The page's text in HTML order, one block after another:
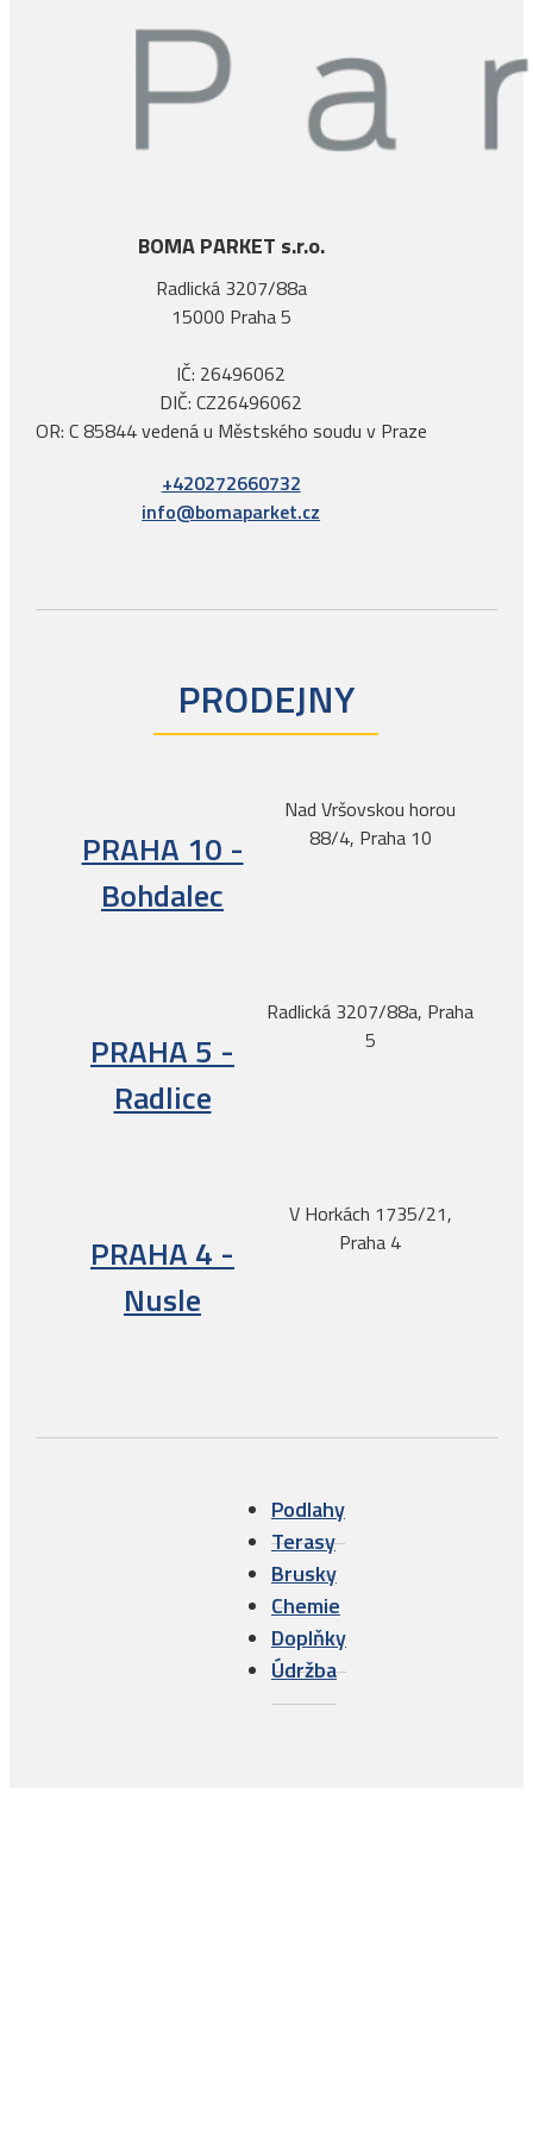
BOMA PARKET s.r.o.
Radlická 3207/88a
15000 Praha 5
IČ: 26496062
DIČ: CZ26496062
OR: C 85844 vedená u Městského soudu v Praze
+420272660732
info@bomaparket.cz
PRODEJNY
PRAHA 10 -
Bohdalec
Nad Vršovskou horou
88/4, Praha 10
PRAHA 5 -
Radlice
Radlická 3207/88a, Praha
5
PRAHA 4 -
Nusle
V Horkách 1735/21,
Praha 4
Podlahy
Terasy
Brusky
Chemie
Doplňky
Údržba